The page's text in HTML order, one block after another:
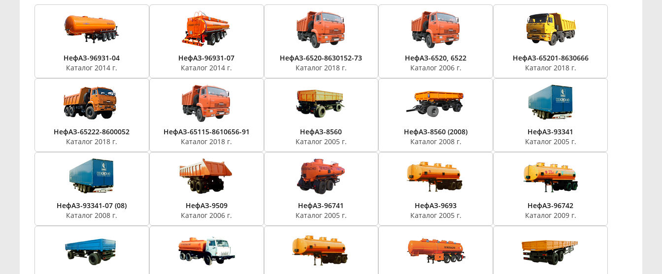
НефАЗ-96931-04
Каталог 2014 г.
НефАЗ-96931-07
Каталог 2014 г.
НефАЗ-6520-8630152-73
Каталог 2018 г.
НефАЗ-6520, 6522
Каталог 2006 г.
НефАЗ-65201-8630666
Каталог 2018 г.
НефАЗ-65222-8600052
Каталог 2018 г.
НефАЗ-65115-8610656-91
Каталог 2018 г.
НефАЗ-8560
Каталог 2005 г.
НефАЗ-8560 (2008)
Каталог 2008 г.
НефАЗ-93341
Каталог 2005 г.
НефАЗ-93341-07 (08)
Каталог 2008 г.
НефАЗ-9509
Каталог 2006 г.
НефАЗ-96741
Каталог 2005 г.
НефАЗ-9693
Каталог 2005 г.
НефАЗ-96742
Каталог 2009 г.